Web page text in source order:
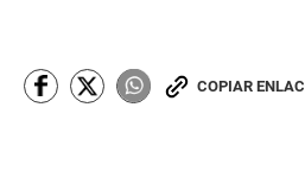
COPIAR